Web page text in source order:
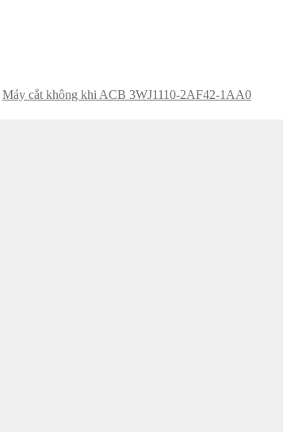
Máy cắt không khi ACB 3WJ1110-2AF42-1AA0